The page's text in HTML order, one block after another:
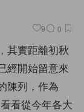
9 0
其實距離初秋
經開始留意來
陳列，作為
看從今年各大